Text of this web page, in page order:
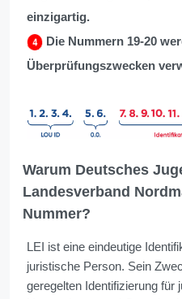
einzigartig.
Die Nummern 19-20
Überprüfungszwecken
Warum Deutsches
Landesverband
Nummer?
LEI ist eine eindeutige
juristische Person. Sein
geregelten Identifizierung für